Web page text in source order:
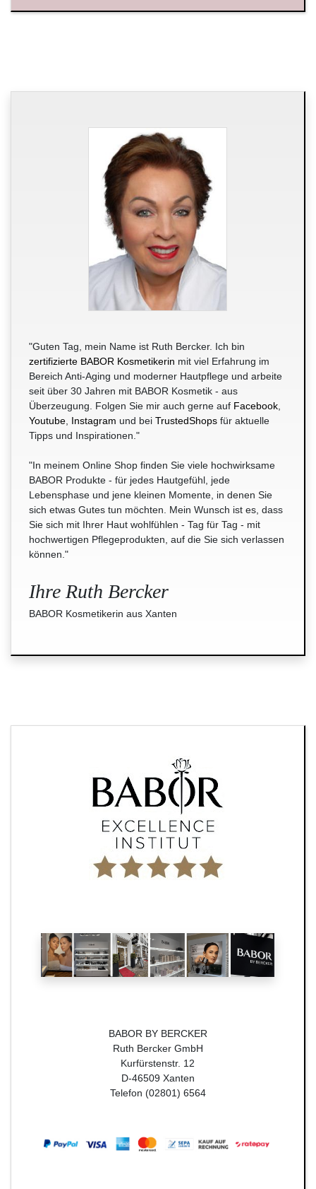
"Guten Tag, mein Name ist Ruth Bercker. Ich bin
zertifizierte BABOR Kosmetikerin mit viel Erfahrung im
Bereich Anti-Aging und moderner Hautpflege und arbeite
seit über 30 Jahren mit BABOR Kosmetik - aus
Überzeugung. Folgen Sie mir auch gerne auf Facebook,
Youtube, Instagram und bei TrustedShops für aktuelle
Tipps und Inspirationen."
"In meinem Online Shop finden Sie viele hochwirksame
BABOR Produkte - für jedes Hautgefühl, jede
Lebensphase und jene kleinen Momente, in denen Sie
sich etwas Gutes tun möchten. Mein Wunsch ist es, dass
Sie sich mit Ihrer Haut wohlfühlen - Tag für Tag - mit
hochwertigen Pflegeprodukten, auf die Sie sich verlassen
können."
Ihre Ruth Bercker
BABOR Kosmetikerin aus Xanten
BABOR BY BERCKER
Ruth Bercker GmbH
Kurfürstenstr. 12
D-46509 Xanten
Telefon (02801) 6564